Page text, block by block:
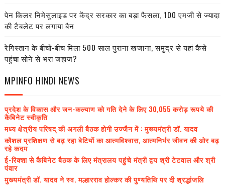
पेन किलर निमेसुलाइड पर केंद्र सरकार का बड़ा फैसला, 100 एमजी से ज्यादा
की टैबलेट पर लगाया बैन
रेगिस्तान के बीचों-बीच मिला 500 साल पुराना खजाना, समुद्र से यहां कैसे
पहुंचा सोने से भरा जहाज?
MPINFO HINDI NEWS
प्रदेश के विकास और जन-कल्याण को गति देने के लिए 30,055 करोड़ रूपये की
कैबिनेट स्वीकृति
मध्य क्षेत्रीय परिषद् की अगली बैठक होगी उज्जैन में : मुख्यमंत्री डॉ. यादव
कौशल प्रशिक्षण से बढ़ रहा बेटियों का आत्मविश्वास, आत्मनिर्भर जीवन की ओर बढ़
रहे कदम
ई-रिक्शा से कैबिनेट बैठक के लिए मंत्रालय पहुंचे मंत्री द्वय श्री टेटवाल और श्री
पंवार
मुख्यमंत्री डॉ. यादव ने स्व. मल्हारराव होल्कर की पुण्यतिथि पर दी श्रद्धांजलि